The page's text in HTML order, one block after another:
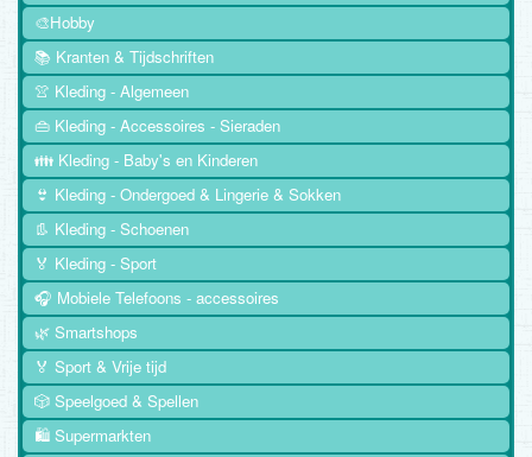
🎨Hobby
📚 Kranten & Tijdschriften
👚 Kleding - Algemeen
👜 Kleding - Accessoires - Sieraden
👪 Kleding - Baby's en Kinderen
👙 Kleding - Ondergoed & Lingerie & Sokken
👢 Kleding - Schoenen
🏅 Kleding - Sport
🎧 Mobiele Telefoons - accessoires
🌿 Smartshops
🏅 Sport & Vrije tijd
🎲 Speelgoed & Spellen
🛍️ Supermarkten